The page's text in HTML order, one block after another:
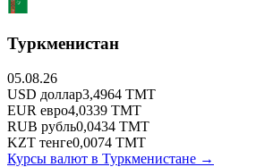
Туркменистан
05.08.26
USD доллар3,4964 TMT
EUR евро4,0339 TMT
RUB рубль0,0434 TMT
KZT тенге0,0074 TMT
Курсы валют в Туркменистане →